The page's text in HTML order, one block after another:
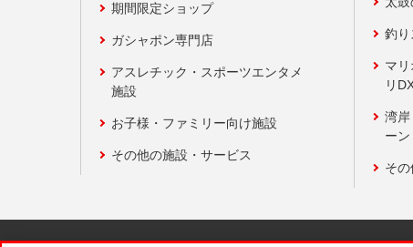
期間限定ショップ
ガシャポン専門店
アスレチック・スポーツエンタメ
施設
お子様・ファミリー向け施設
その他の施設・サービス
釣り
マ
リ
湾岸
ー
そ